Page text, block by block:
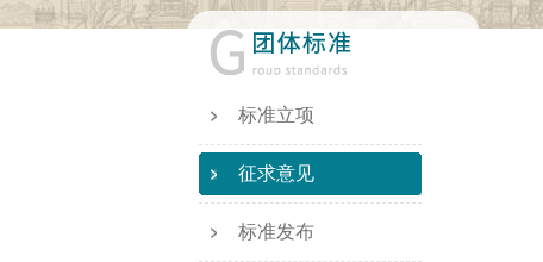
标准立项
征求意见
标准发布